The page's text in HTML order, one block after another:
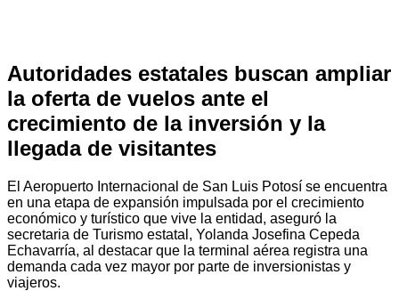
Autoridades estatales buscan ampliar
la oferta de vuelos ante el
crecimiento de la inversión y la
llegada de visitantes
El Aeropuerto Internacional de San Luis Potosí se encuentra
en una etapa de expansión impulsada por el crecimiento
económico y turístico que vive la entidad, aseguró la
secretaria de Turismo estatal, Yolanda Josefina Cepeda
Echavarría, al destacar que la terminal aérea registra una
demanda cada vez mayor por parte de inversionistas y
viajeros.